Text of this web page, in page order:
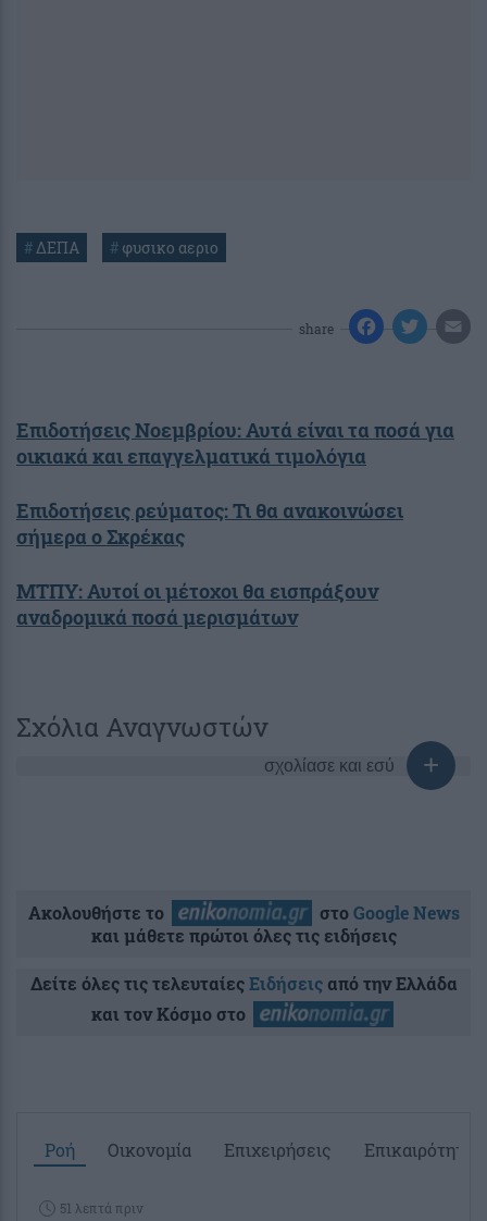
#ΔΕΠΑ # φυσικο αεριο
share
Επιδοτήσεις Νοεμβρίου: Αυτά είναι τα ποσά για
οικιακά και επαγγελματικά τιμολόγια
Επιδοτήσεις ρεύματος: Τι θα ανακοινώσει
σήμερα ο Σκρέκας
ΜΤΠΥ: Αυτοί οι μέτοχοι θα εισπράξουν
αναδρομικά ποσά μερισμάτων
Σχόλια Αναγνωστών
σχολίασε και εσύ
Ακολουθήστε το στοGoogle News
και μάθετε πρώτοι όλες τις ειδήσεις
Δείτε όλες τις τελευταίεςΕιδήσειςαπό την Ελλάδα
και τον Κόσμο στο
Ροή Οικονομία Επιχειρήσεις Επικαιρότητα
51 λεπτά πριν